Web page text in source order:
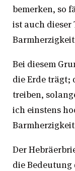
bemerken, so
ist auch dieser
Bei diesem
die Erde trägt;
treiben,
ich einstens
Der
die Bedeutung